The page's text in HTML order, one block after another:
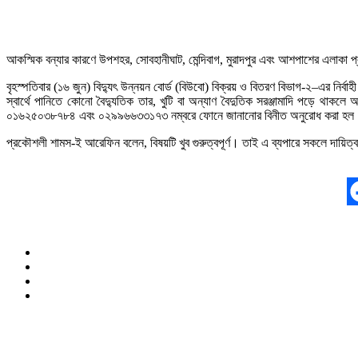
আকস্মিক বন্যার কারণে উপশহর, সোবহানীঘাট, মেন্দিবাগ, মুরাদপুর এবং আশপাশের এলাকা
বৃহস্পতিবার (১৬ জুন) বিদ্যুৎ উন্নয়ন বোর্ড (বিউবো) বিক্রয় ও বিতরণ বিভাগ-২–এর
স্বার্থে পানিতে কোনো বৈদ্যুতিক তার, খুটি বা অন্যাণ বৈদুতিক সরঞ্জামাদি পড়ে
০১৬২৫০৩৮৭৮৪ এবং ০২৯৯৬৬৩৩১৭৩ নম্বরে ফোনে জানানোর বিনীত অনুরোধ করা
প্রকৌশলী শামস-ই আরেফিন বলেন, বিষয়টি খুব গুরুত্বপূর্ণ। তাই এ ব্যপারে সকলে